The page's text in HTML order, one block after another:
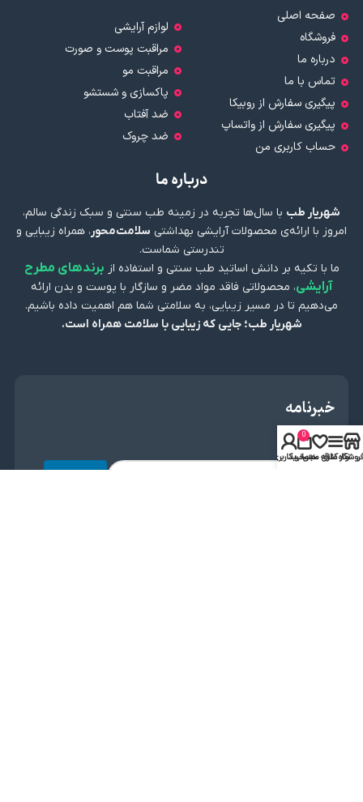
صفحه اصلی
فروشگاه
درباره ما
تماس با ما
پیگیری سفارش از روبیکا
پیگیری سفارش از واتساپ
حساب کاربری من
لوازم آرایشی
مراقبت پوست و صورت
مراقبت مو
پاکسازی و شستشو
ضد آفتاب
ضد چروک
درباره ما
شهریار طب با سال‌ها تجربه در زمینه طب سنتی و سبک زندگی سالم،
امروز با ارائه‌ی محصولات آرایشی بهداشتی سلامت‌محور، همراه زیبایی و
تندرستی شماست.
ما با تکیه بر دانش اساتید طب سنتی و استفاده از برندهای مطرح
آرایشی، محصولاتی فاقد مواد مضر و سازگار با پوست و بدن ارائه
می‌دهیم تا در مسیر زیبایی، به سلامتی شما هم اهمیت داده باشیم.
شهریار طب؛ جایی که زیبایی با سلامت همراه است.
خبرنامه
فروشگاهنوار کناری
علاقه مندی
0
سبد خرید
حساب کاربری من